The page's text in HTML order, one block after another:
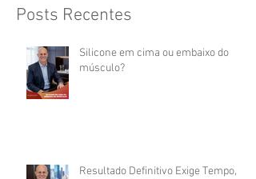
Posts Recentes
Silicone em cima ou embaixo do
músculo?
Resultado Definitivo Exige Tempo,